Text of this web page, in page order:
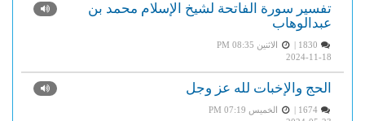
تفسير سورة الفاتحة لشيخ الإسلام محمد بن
عبدالوهاب
الاثنين PM 08:35
2024-11-18
الحج والإخبات لله عز وجل
1674 |
الخميس PM 07:19